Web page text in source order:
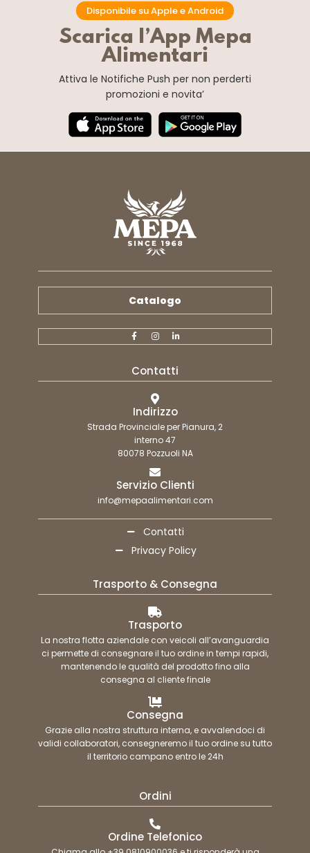
Disponibile su Apple e Android
Scarica l’App Mepa
Alimentari
Attiva le Notifiche Push per non perderti
promozioni e novita’
Catalogo
Contatti
Indirizzo
Strada Provinciale per Pianura, 2
interno 47
80078 Pozzuoli NA
Servizio Clienti
info@mepaalimentari.com
Contatti
Privacy Policy
Trasporto & Consegna
Trasporto
La nostra flotta aziendale con veicoli all’avanguardia
ci permette di consegnare il tuo ordine in tempi rapidi,
mantenendo le qualità del prodotto fino alla
consegna al cliente finale
Consegna
Grazie alla nostra struttura interna, e avvalendoci di
validi collaboratori, consegneremo il tuo ordine su tutto
il territorio campano entro le 24h
Ordini
Ordine Telefonico